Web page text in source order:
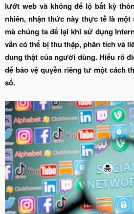
lướt web và không để lộ bất kỳ
nhiên, nhận thức này thực tế là một
mà chúng ta để lại khi sử dụng
vẫn có thể bị thu thập, phân tích và
dung thật của người dùng. Hiểu rõ
để bảo vệ quyền riêng tư một cách
số.